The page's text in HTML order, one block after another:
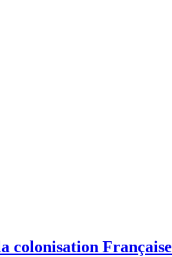
colonisation Française